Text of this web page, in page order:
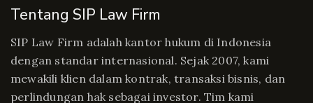
Tentang SIP Law Firm
SIP Law Firm adalah kantor hukum di Indonesia
dengan standar internasional. Sejak 2007, kami
mewakili klien dalam kontrak, transaksi bisnis, dan
perlindungan hak sebagai investor. Tim kami